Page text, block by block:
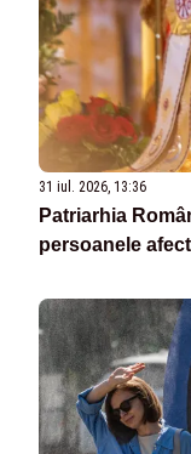
31 iul. 2026, 13:36
Patriarhia
persoanele